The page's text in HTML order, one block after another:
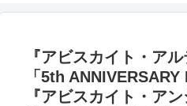
『アビスカイト・ア
「5th
『アビスカイト・ア